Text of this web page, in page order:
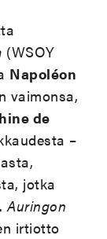
(WSOY
Napoléon
vaimonsa,
de
–
jotka
Auringon
irtiotto